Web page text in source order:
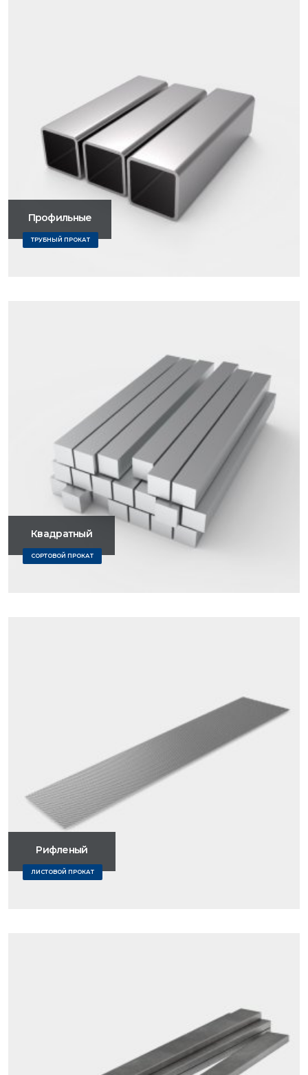
Профильные
ТРУБНЫЙ ПРОКАТ
Квадратный
СОРТОВОЙ ПРОКАТ
Рифленый
ЛИСТОВОЙ ПРОКАТ